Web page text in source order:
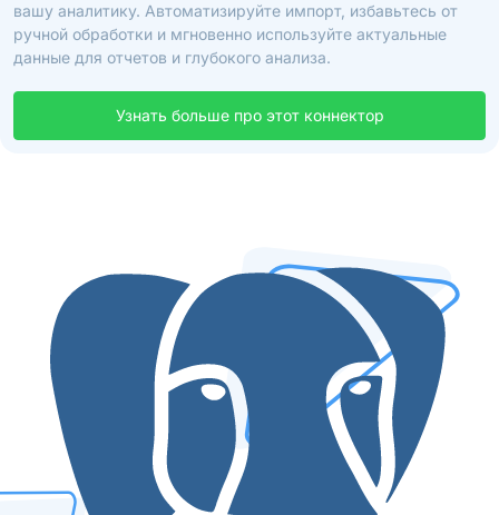
вашу аналитику. Автоматизируйте импорт, избавьтесь от
ручной обработки и мгновенно используйте актуальные
данные для отчетов и глубокого анализа.
Узнать больше про этот коннектор